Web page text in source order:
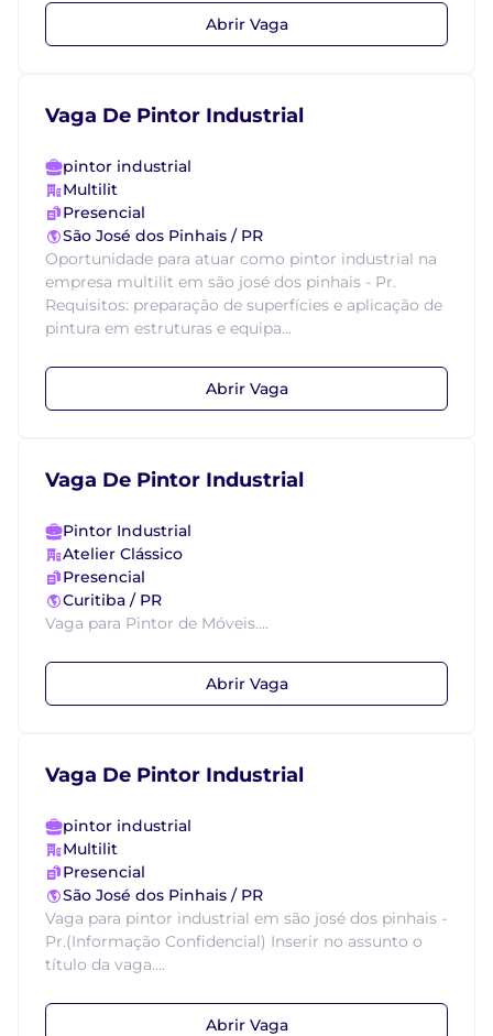
Abrir Vaga
Vaga De Pintor Industrial
pintor industrial
Multilit
Presencial
São José dos Pinhais / PR
Oportunidade para atuar como pintor industrial na
empresa multilit em são josé dos pinhais - Pr.
Requisitos: preparação de superfícies e aplicação de
pintura em estruturas e equipa...
Abrir Vaga
Vaga De Pintor Industrial
Pintor Industrial
Atelier Clássico
Presencial
Curitiba / PR
Vaga para Pintor de Móveis....
Abrir Vaga
Vaga De Pintor Industrial
pintor industrial
Multilit
Presencial
São José dos Pinhais / PR
Vaga para pintor industrial em são josé dos pinhais -
Pr.(Informação Confidencial) Inserir no assunto o
título da vaga....
Abrir Vaga